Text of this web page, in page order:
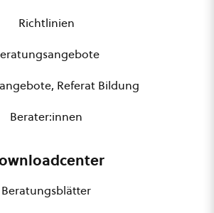
Richtlinien
Referat Bildung
Berater:innen
Beratungsblätter